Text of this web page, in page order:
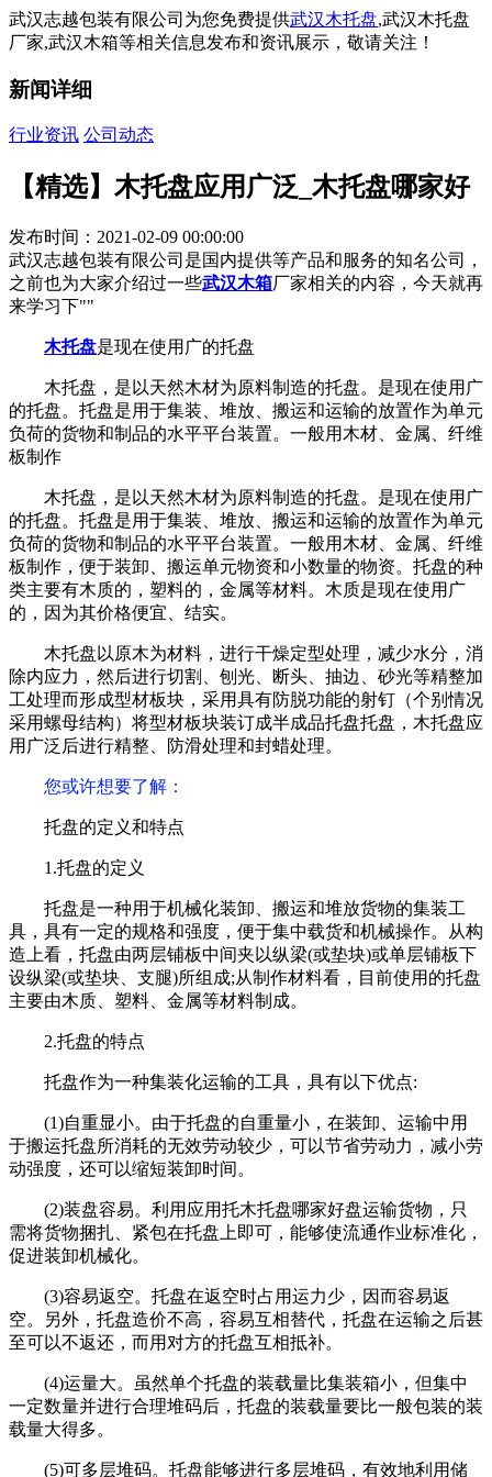
武汉志越包装有限公司为您免费提供武汉木托盘,武汉木托盘
厂家,武汉木箱等相关信息发布和资讯展示，敬请关注！
新闻详细
行业资讯 公司动态
【精选】木托盘应用广泛_木托盘哪家好
发布时间：2021-02-09 00:00:00
武汉志越包装有限公司是国内提供等产品和服务的知名公司，
之前也为大家介绍过一些武汉木箱厂家相关的内容，今天就再
来学习下""
木托盘是现在使用广的托盘
木托盘，是以天然木材为原料制造的托盘。是现在使用广
的托盘。托盘是用于集装、堆放、搬运和运输的放置作为单元
负荷的货物和制品的水平平台装置。一般用木材、金属、纤维
板制作
木托盘，是以天然木材为原料制造的托盘。是现在使用广
的托盘。托盘是用于集装、堆放、搬运和运输的放置作为单元
负荷的货物和制品的水平平台装置。一般用木材、金属、纤维
板制作，便于装卸、搬运单元物资和小数量的物资。托盘的种
类主要有木质的，塑料的，金属等材料。木质是现在使用广
的，因为其价格便宜、结实。
木托盘以原木为材料，进行干燥定型处理，减少水分，消
除内应力，然后进行切割、刨光、断头、抽边、砂光等精整加
工处理而形成型材板块，采用具有防脱功能的射钉（个别情况
采用螺母结构）将型材板块装订成半成品托盘托盘，木托盘应
用广泛后进行精整、防滑处理和封蜡处理。
您或许想要了解 ：
托盘的定义和特点
1.托盘的定义
托盘是一种用于机械化装卸、搬运和堆放货物的集装工
具，具有一定的规格和强度，便于集中载货和机械操作。从构
造上看，托盘由两层铺板中间夹以纵梁(或垫块)或单层铺板下
设纵梁(或垫块、支腿)所组成;从制作材料看，目前使用的托盘
主要由木质、塑料、金属等材料制成。
2.托盘的特点
托盘作为一种集装化运输的工具，具有以下优点:
(1)自重显小。由于托盘的自重量小，在装卸、运输中用
于搬运托盘所消耗的无效劳动较少，可以节省劳动力，减小劳
动强度，还可以缩短装卸时间。
(2)装盘容易。利用应用托木托盘哪家好盘运输货物，只
需将货物捆扎、紧包在托盘上即可，能够使流通作业标准化，
促进装卸机械化。
(3)容易返空。托盘在返空时占用运力少，因而容易返
空。另外，托盘造价不高，容易互相替代，托盘在运输之后甚
至可以不返还，而用对方的托盘互相抵补。
(4)运量大。虽然单个托盘的装载量比集装箱小，但集中
一定数量并进行合理堆码后，托盘的装载量要比一般包装的装
载量大得多。
(5)可多层堆码。托盘能够进行多层堆码，有效地利用储